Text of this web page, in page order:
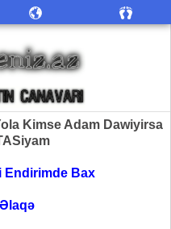
Kimse Adam Dawiyirsa
Endirimde Bax